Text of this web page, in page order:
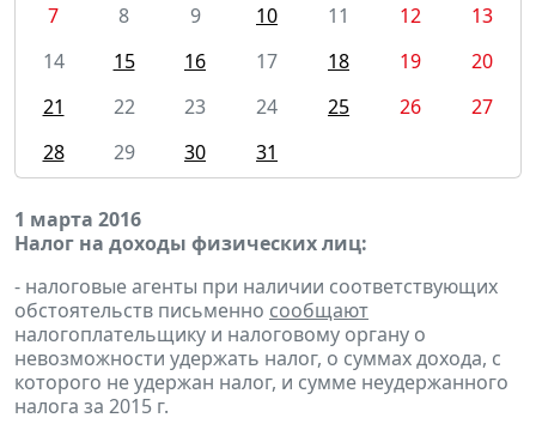
7
8 9 10 11 12
13
14
15 16 17 18 19
20
21
22 23 24 25 26
27
28
29 30 31
1 марта 2016
Налог на доходы физических лиц:
- налоговые агенты при наличии соответствующих
обстоятельств письменно сообщают
налогоплательщику и налоговому органу о
невозможности удержать налог, о суммах дохода, с
которого не удержан налог, и сумме неудержанного
налога за 2015 г.